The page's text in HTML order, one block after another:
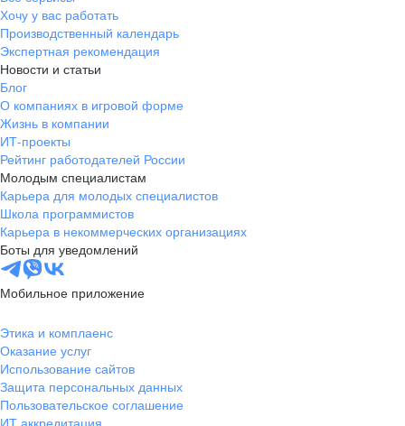
Хочу у вас работать
Производственный календарь
Экспертная рекомендация
Новости и статьи
Блог
О компаниях в игровой форме
Жизнь в компании
ИТ-проекты
Рейтинг работодателей России
Молодым специалистам
Карьера для молодых специалистов
Школа программистов
Карьера в некоммерческих организациях
Боты для уведомлений
Мобильное приложение
Этика и комплаенс
Оказание услуг
Использование сайтов
Защита персональных данных
Пользовательское соглашение